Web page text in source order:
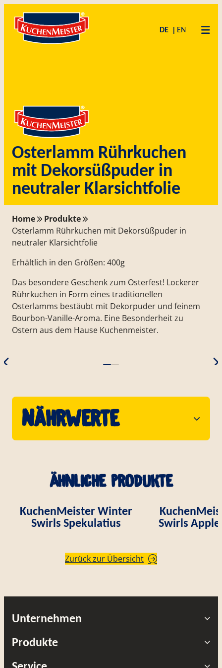
Inhalt
springen
content
DE EN
Osterlamm Rührkuchen
mit Dekorsüßpuder in
neutraler Klarsichtfolie
Home
Produkte
Osterlamm Rührkuchen mit Dekorsüßpuder in
neutraler Klarsichtfolie
Erhältlich in den Größen: 400g
Das besondere Geschenk zum Osterfest! Lockerer
Rührkuchen in Form eines traditionellen
Osterlamms bestäubt mit Dekorpuder und feinem
Bourbon-Vanille-Aroma. Eine Besonderheit zu
Ostern aus dem Hause Kuchenmeister.
Nährwerte
Ähnliche Produkte
KuchenMeister Winter
Swirls Spekulatius
Swirls
Zurück zur Übersicht
Unternehmen
Produkte